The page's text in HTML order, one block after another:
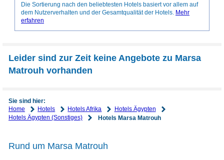
Die Sortierung nach den beliebtesten Hotels basiert vor allem auf
dem Nutzerverhalten und der Gesamtqualität der Hotels. Mehr
erfahren
Leider sind zur Zeit keine Angebote zu Marsa
Matrouh vorhanden
Sie sind hier:
Home
Hotels Hotels Afrika
Hotels Ägypten
Hotels Ägypten (Sonstiges)
Hotels Marsa Matrouh
Rund um Marsa Matrouh